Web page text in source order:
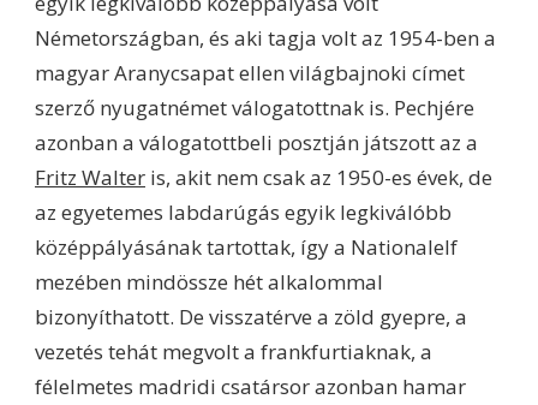
Németországban, és aki tagja volt az 1954-ben a
magyar Aranycsapat ellen világbajnoki címet
szerző nyugatnémet válogatottnak is. Pechjére
azonban a válogatottbeli posztján játszott az a
Fritz Walter is, akit nem csak az 1950-es évek, de
az egyetemes labdarúgás egyik legkiválóbb
középpályásának tartottak, így a Nationalelf
mezében mindössze hét alkalommal
bizonyíthatott. De visszatérve a zöld gyepre, a
vezetés tehát megvolt a frankfurtiaknak, a
félelmetes madridi csatársor azonban hamar